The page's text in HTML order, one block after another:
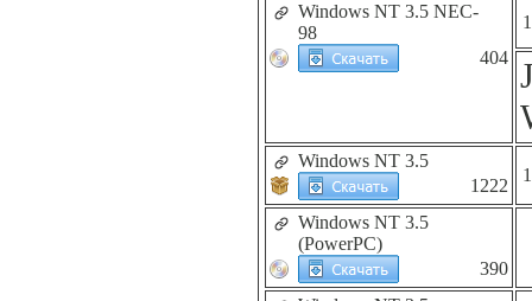
Windows NT 3.5 NEC-
98
404
Windows NT 3.5
1222
Windows NT 3.5
(PowerPC)
390